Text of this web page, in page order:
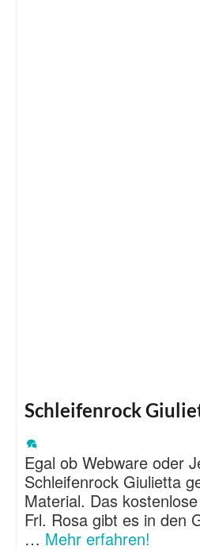
Schleifenrock
Egal ob Webware oder
Schleifenrock Giulietta
Material. Das
Frl. Rosa gibt es in den
… Mehr erfahren!